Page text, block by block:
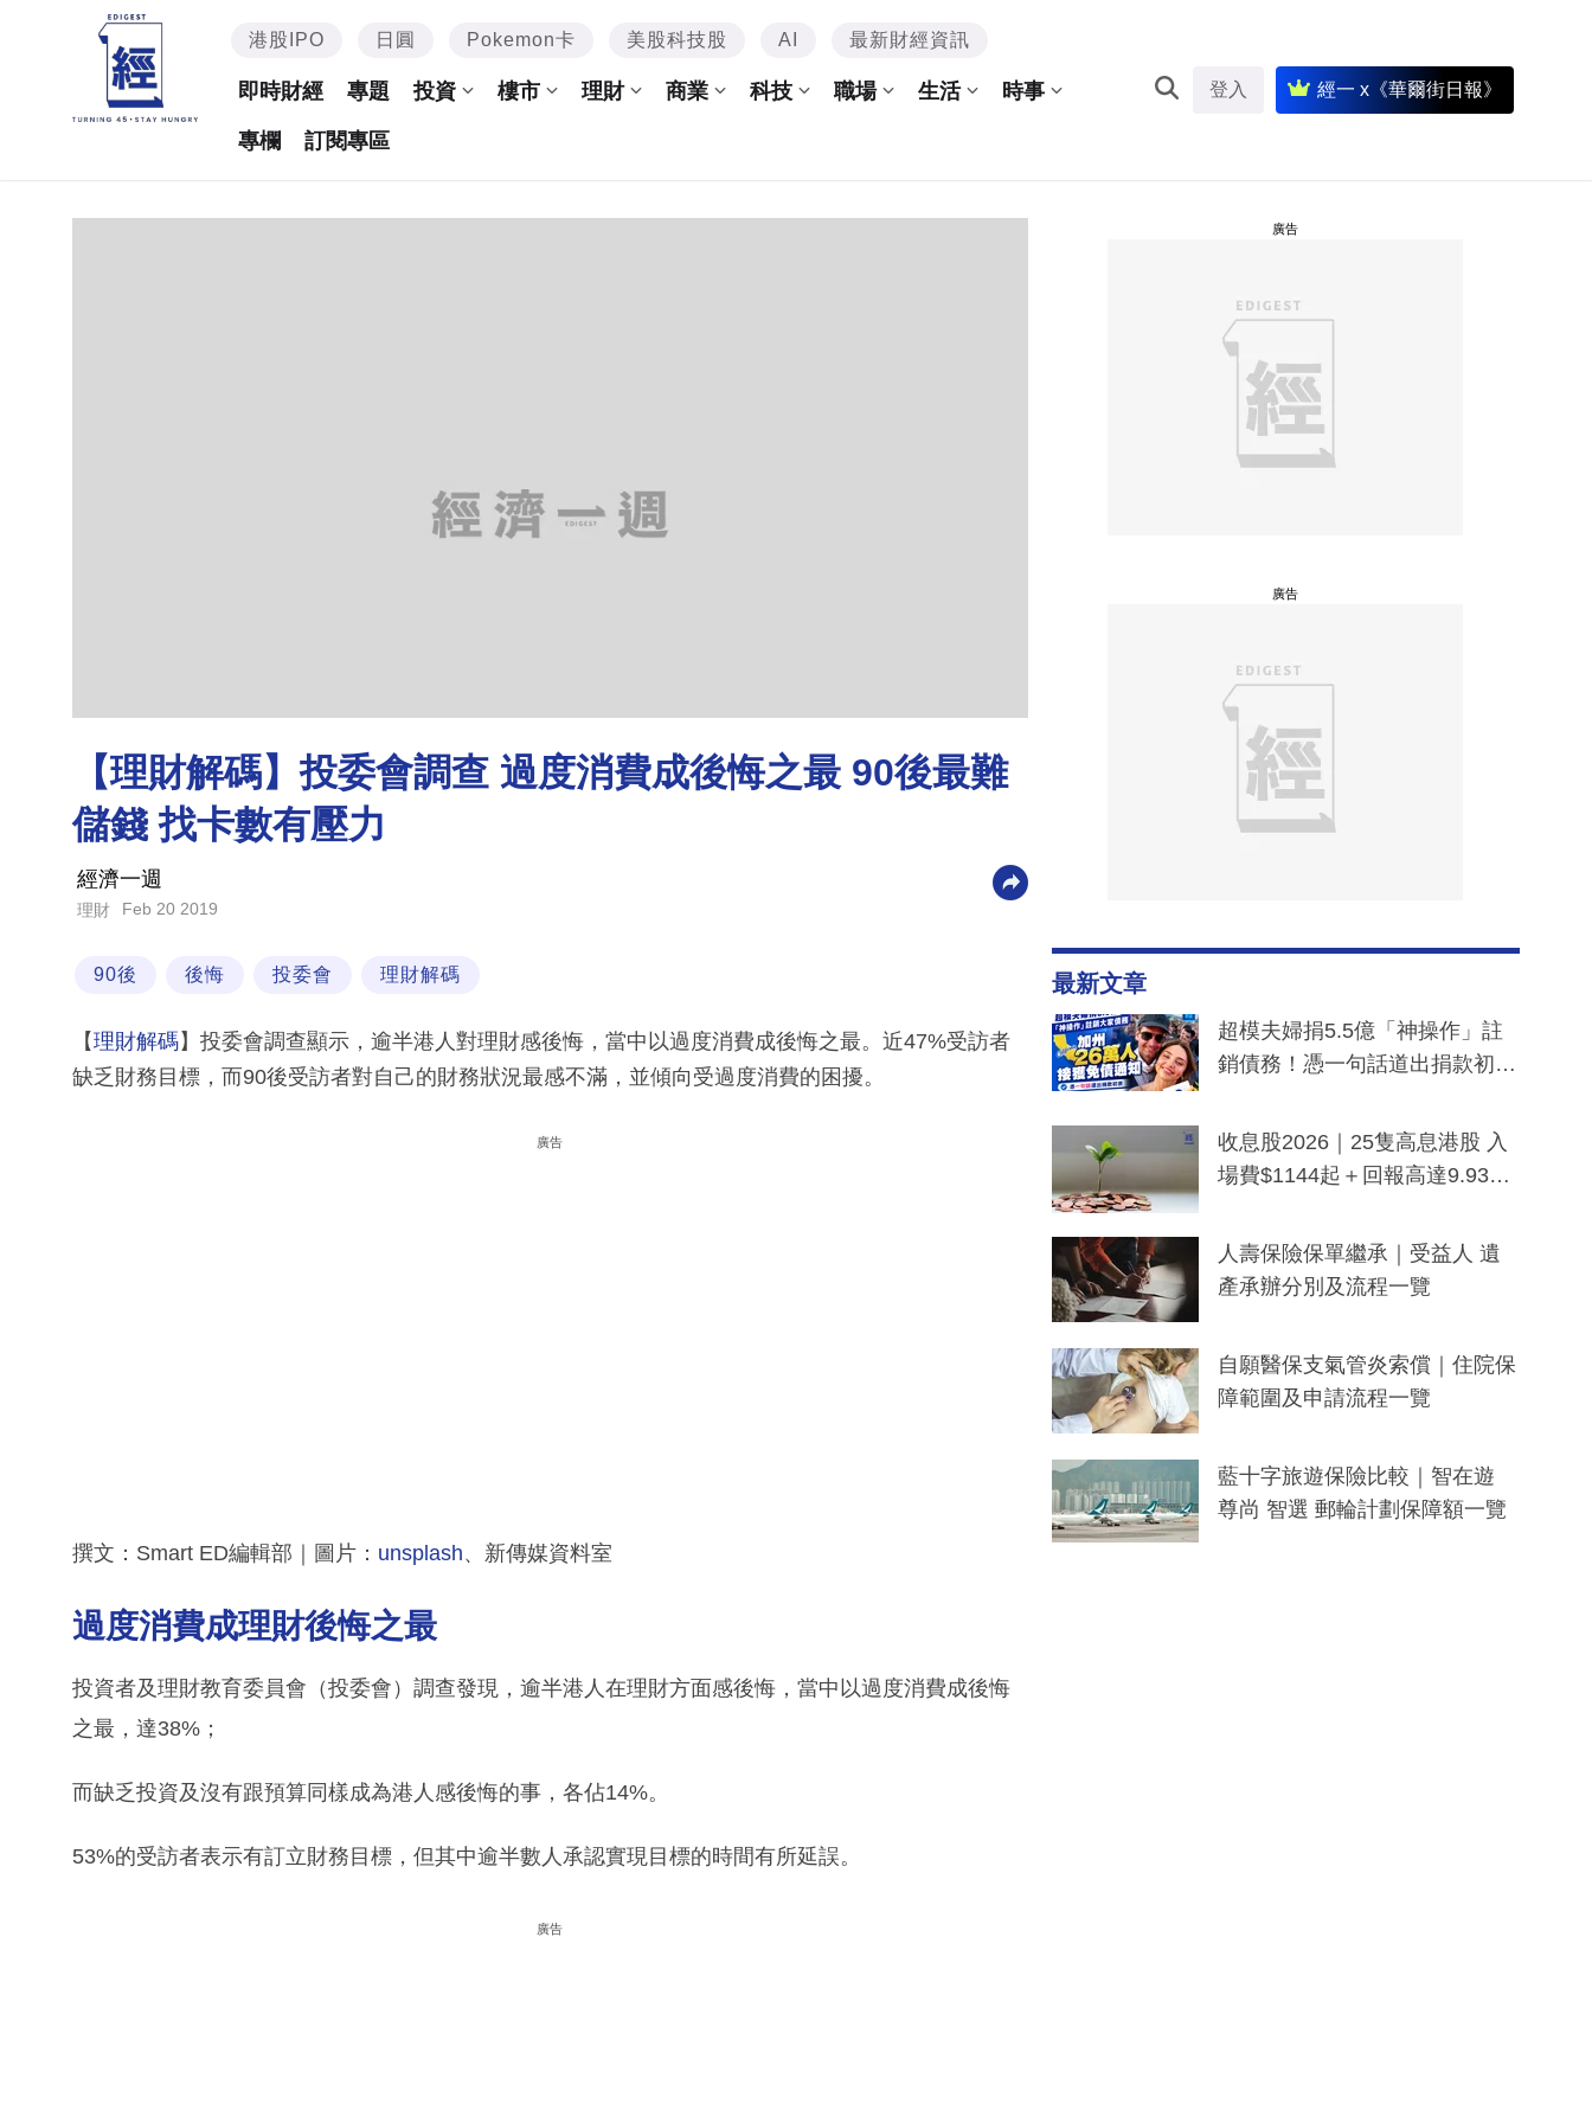
港股IPO 日圓 Pokemon卡 美股科技股 AI 最新財經資訊
即時財經 專題 投資 樓市 理財 商業 科技 職場 生活 時事
專欄 訂閱專區
登入 經一 x《華爾街日報》
【理財解碼】投委會調查 過度消費成後悔之最 90後最難
儲錢 找卡數有壓力
經濟一週
理財 Feb 20 2019
90後 後悔 投委會 理財解碼
【理財解碼】投委會調查顯示，逾半港人對理財感後悔，當中以過度消費成後悔之最。近47%受訪者
缺乏財務目標，而90後受訪者對自己的財務狀況最感不滿，並傾向受過度消費的困擾。
廣告
撰文：Smart ED編輯部｜圖片： unsplash、新傳媒資料室
過度消費成理財後悔之最
投資者及理財教育委員會（投委會）調查發現，逾半港人在理財方面感後悔，當中以過度消費成後悔
之最，達38%；
而缺乏投資及沒有跟預算同樣成為港人感後悔的事，各佔14%。
53%的受訪者表示有訂立財務目標，但其中逾半數人承認實現目標的時間有所延誤。
廣告
廣告
廣告
最新文章
超模夫婦捐5.5億「神操作」註
銷債務！憑一句話道出捐款初
一度被誤當詐騙手段
收息股2026｜25隻高息港股 入
場費$1144起＋回報高達9.93
人壽保險保單繼承｜受益人 遺
產承辦分別及流程一覽
自願醫保支氣管炎索償｜住院保
障範圍及申請流程一覽
藍十字旅遊保險比較｜智在遊
尊尚 智選 郵輪計劃保障額一覽